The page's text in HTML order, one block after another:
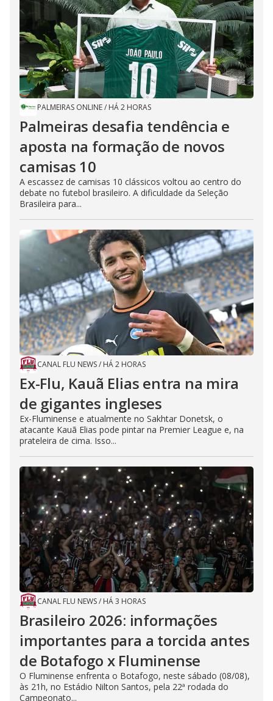
PALMEIRAS ONLINE/ HÁ 2 HORAS
Palmeiras desafia tendência e
aposta na formação de novos
camisas 10
A escassez de camisas 10 clássicos voltou ao centro do
debate no futebol brasileiro. A dificuldade da Seleção
Brasileira para...
CANAL FLU NEWS/ HÁ 2 HORAS
Ex-Flu, Kauã Elias entra na mira
de gigantes ingleses
Ex-Fluminense e atualmente no Sakhtar Donetsk, o
atacante Kauã Elias pode pintar na Premier League e, na
prateleira de cima. Isso...
CANAL FLU NEWS/ HÁ 3 HORAS
Brasileiro 2026: informações
importantes para a torcida antes
de Botafogo x Fluminense
O Fluminense enfrenta o Botafogo, neste sábado (08/08),
às 21h, no Estádio Nilton Santos, pela 22ª rodada do
Campeonato...